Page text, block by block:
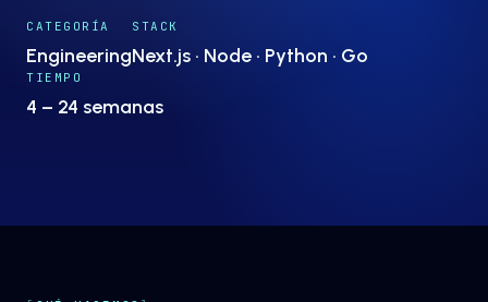
Hablemos
CATEGORÍA
Engineering
STACK
Next.js · Node · Python · Go
TIEMPO
4 – 24 semanas